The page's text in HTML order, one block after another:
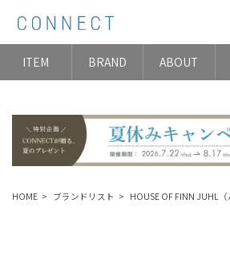
ITEM BRAND ABOUT
HOME ブランドリスト HOUSE OF FINN JUHL